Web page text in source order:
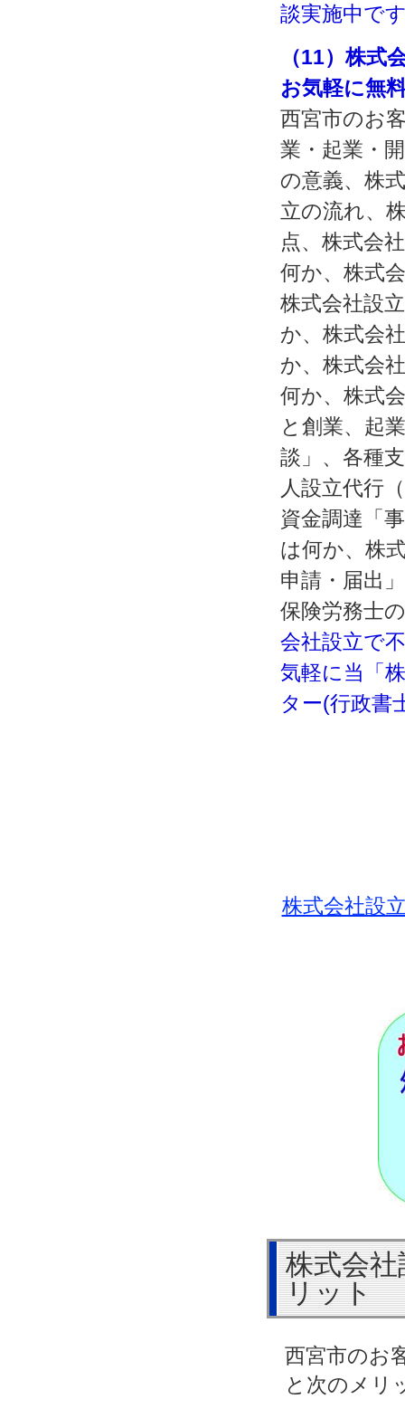
談実施中で
（11）株式
お気軽に無
西宮市のお
業・起業・
の意義、株
立の流れ、
点、株式会
何か、株式
株式会社設
か、株式会
か、株式会
何か、株式
と創業、起
談」、各種
人設立代行
資金調達「
は何か、株
申請・届出
保険労務士
会社設立で
気軽に当「
ター(行政書
株式会社設
株式会
リット
西宮市のお
と次のメリ